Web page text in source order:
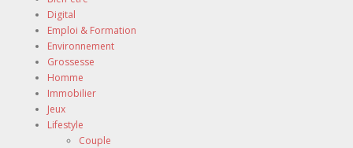
Digital
Emploi & Formation
Environnement
Grossesse
Homme
Immobilier
Jeux
Lifestyle
Couple